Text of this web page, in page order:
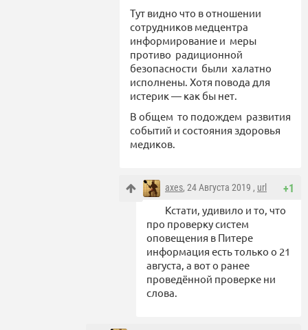
Тут видно что в отношении
сотрудников медцентра
информирование и меры
противо радиционной
безопасности были халатно
исполнены. Хотя повода для
истерик — как бы нет.
В общем то подождем развития
событий и состояния здоровья
медиков.
+1
axes, 24 Августа 2019 , url
Кстати, удивило и то, что
про проверку систем
оповещения в Питере
информация есть только о 21
августа, а вот о ранее
проведённой проверке ни
слова.